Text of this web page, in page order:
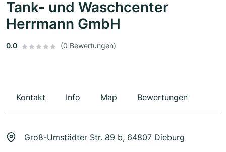
Tank- und Waschcenter
Herrmann GmbH
0.0 (0 Bewertungen)
Kontakt Info Map Bewertungen
Groß-Umstädter Str. 89 b, 64807 Dieburg